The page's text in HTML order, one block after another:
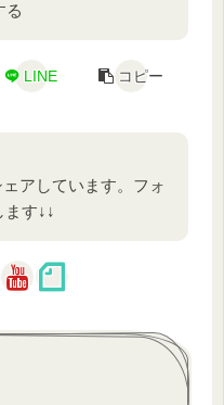
る
LINE コピー
アしています。フォ
ます↓↓